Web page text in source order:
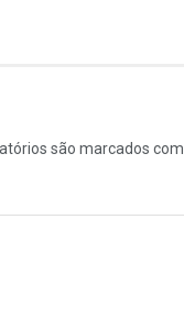
são marcados com